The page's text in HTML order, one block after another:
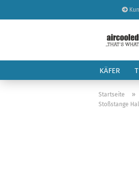
KÄFER
Startseite »
Stoßstange